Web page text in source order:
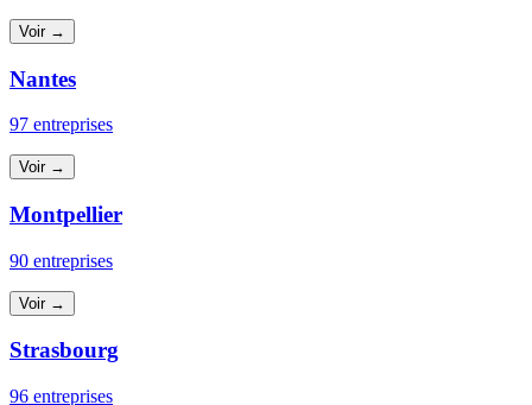
Voir →
Nantes
97 entreprises
Voir →
Montpellier
90 entreprises
Voir →
Strasbourg
96 entreprises